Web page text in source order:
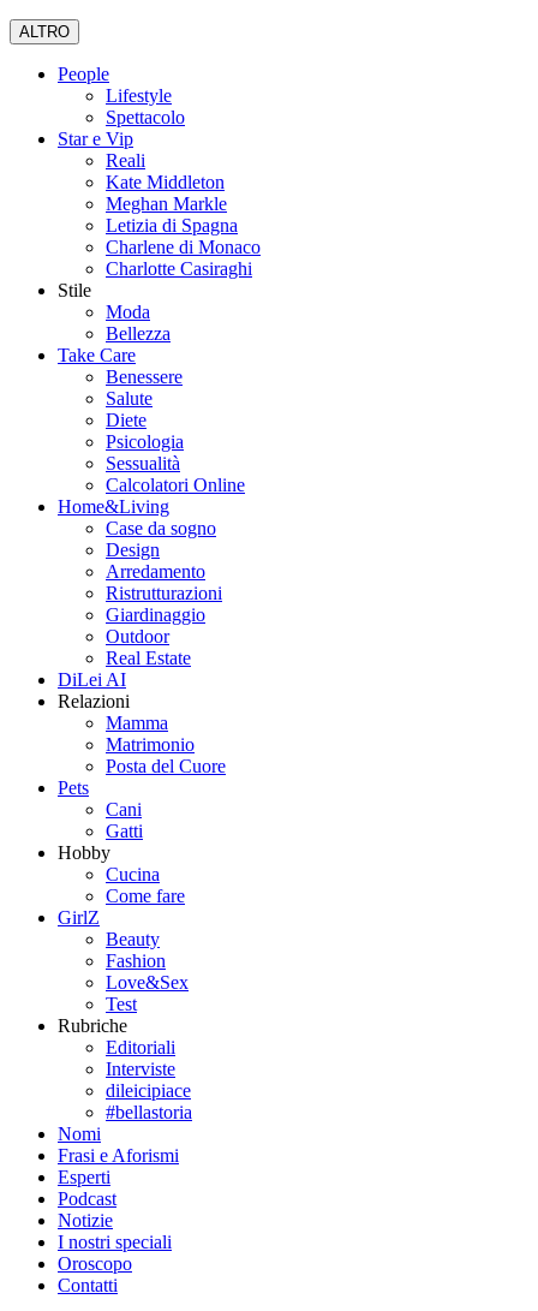
ALTRO
People
Lifestyle
Spettacolo
Star e Vip
Reali
Kate Middleton
Meghan Markle
Letizia di Spagna
Charlene di Monaco
Charlotte Casiraghi
Stile
Moda
Bellezza
Take Care
Benessere
Salute
Diete
Psicologia
Sessualità
Calcolatori Online
Home&Living
Case da sogno
Design
Arredamento
Ristrutturazioni
Giardinaggio
Outdoor
Real Estate
DiLei AI
Relazioni
Mamma
Matrimonio
Posta del Cuore
Pets
Cani
Gatti
Hobby
Cucina
Come fare
GirlZ
Beauty
Fashion
Love&Sex
Test
Rubriche
Editoriali
Interviste
dileicipiace
#bellastoria
Nomi
Frasi e Aforismi
Esperti
Podcast
Notizie
I nostri speciali
Oroscopo
Contatti